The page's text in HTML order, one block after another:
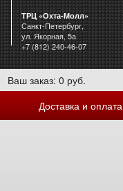
ТРЦ «Охта-Молл»
Санкт-Петербург,
ул. Якорная, 5а
+7 (812) 240-46-07
Ваш заказ: 0 руб.
Доставка и оплата